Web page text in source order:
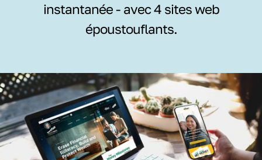
instantanée - avec 4 sites web
époustouflants.